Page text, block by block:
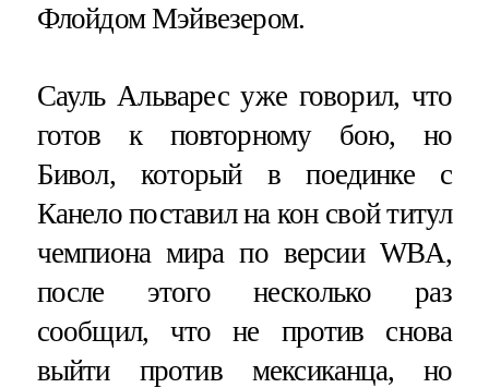
Флойдом Мэйвезером.
Сауль Альварес уже говорил, что
готов к повторному бою, но
Бивол, который в поединке с
Канело поставил на кон свой титул
чемпиона мира по версии WBA,
после этого несколько раз
сообщил, что не против снова
выйти против мексиканца, но